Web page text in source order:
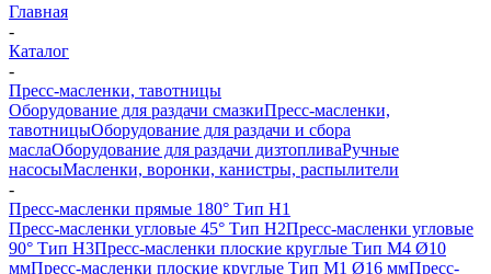
Главная
-
Каталог
-
Пресс-масленки, тавотницы
Оборудование для раздачи смазкиПресс-масленки,
тавотницыОборудование для раздачи и сбора
маслаОборудование для раздачи дизтопливаРучные
насосыМасленки, воронки, канистры, распылители
-
Пресс-масленки прямые 180° Тип H1
Пресс-масленки угловые 45° Тип H2Пресс-масленки угловые
90° Тип H3Пресс-масленки плоские круглые Тип M4 Ø10
ммПресс-масленки плоские круглые Тип M1 Ø16 ммПресс-